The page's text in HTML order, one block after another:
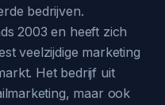
bedrijven.
2003 en heeft zich
veelzijdige marketing
Het bedrijf uit
maar ook